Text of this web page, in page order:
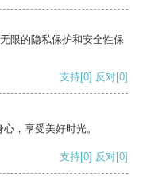
限的隐私保护和安全性保
支持[0] 反对[0]
，享受美好时光。
支持[0] 反对[0]